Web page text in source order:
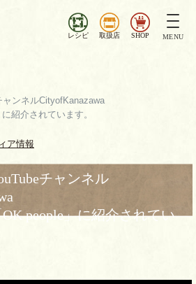
レシピ 取扱店 SHOP
ナ
ビ
MENU
ンネルCityofKanazawa
紹介されています。
ア情報
チャンネル
people」に紹介されてい